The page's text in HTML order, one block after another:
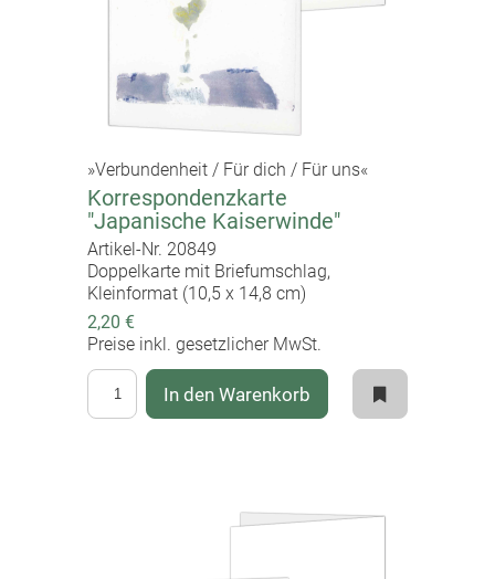
»Verbundenheit / Für dich / Für uns«
Korrespondenzkarte
"Japanische Kaiserwinde"
Artikel-Nr. 20849
Doppelkarte mit Briefumschlag,
Kleinformat (10,5 x 14,8 cm)
2,20 €
Preise inkl. gesetzlicher MwSt.
In den Warenkorb